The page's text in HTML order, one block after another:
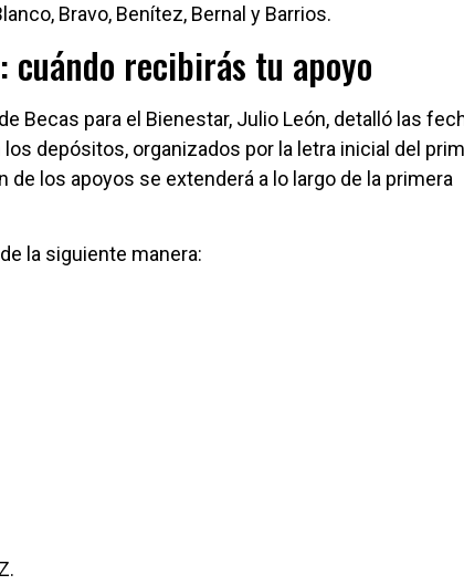
Bravo, Benítez, Bernal y Barrios.
cuándo recibirás tu apoyo
Becas para el Bienestar, Julio León, detalló las
depósitos, organizados por la letra inicial del
de los apoyos se extenderá a lo largo de la primera
la siguiente manera: